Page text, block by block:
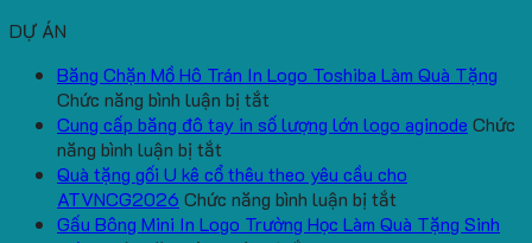
DỰ ÁN
Băng Chặn Mồ Hô Trán In Logo Toshiba Làm Quà Tặng
Chức năng bình luận bị tắt
Băng
Mồ
Hô
Trán
Cung cấp băng đô tay in số lượng lớn logo aginode Chức
năng bình luận bị tắt
Cung
cấp
băng
Quà tặng gối U kê cổ thêu theo yêu cầu cho
ATVNCG2026 Chức năng bình luận bị tắt
Quà
Gấu Bông Mini In Logo Trường Học Làm Quà Tặng Sinh